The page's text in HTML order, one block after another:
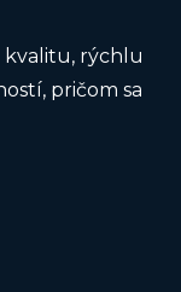
kvalitu, rýchlu
pričom sa